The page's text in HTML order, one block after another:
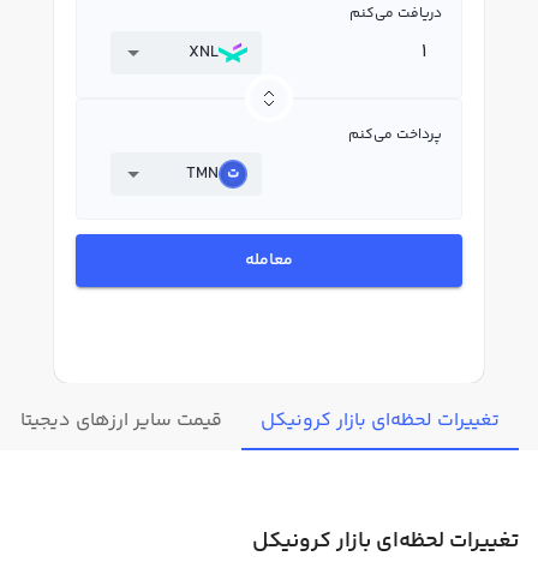
دریافت می‌کنم
XNL
پرداخت می‌کنم
TMN
معامله
تغییرات لحظه‌ای بازار کرونیکل قیمت سایر ارزهای دیجیتال
تغییرات لحظه‌ای بازار کرونیکل